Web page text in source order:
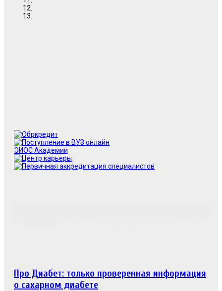
ЭИОC Академии
Про Диабет: только проверенная информация
о сахарном диабете